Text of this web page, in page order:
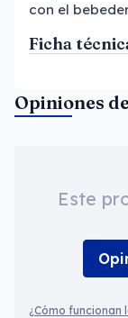
con el
Ficha
Opiniones
Este
¿Cómo funcionan